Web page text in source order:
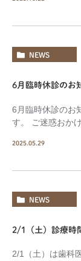
NEWS
6月臨時休診のお
6月臨時休診のお
す。 ご迷惑おか
2025.05.29
NEWS
2/1（土）診療時
2/1（土）は歯科